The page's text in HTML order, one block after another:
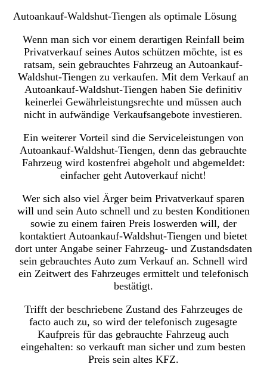
Autoankauf-Waldshut-Tiengen als optimale Lösung
Wenn man sich vor einem derartigen Reinfall beim
Privatverkauf seines Autos schützen möchte, ist es
ratsam, sein gebrauchtes Fahrzeug an Autoankauf-
Waldshut-Tiengen zu verkaufen. Mit dem Verkauf an
Autoankauf-Waldshut-Tiengen haben Sie definitiv
keinerlei Gewährleistungsrechte und müssen auch
nicht in aufwändige Verkaufsangebote investieren.
Ein weiterer Vorteil sind die Serviceleistungen von
Autoankauf-Waldshut-Tiengen, denn das gebrauchte
Fahrzeug wird kostenfrei abgeholt und abgemeldet:
einfacher geht Autoverkauf nicht!
Wer sich also viel Ärger beim Privatverkauf sparen
will und sein Auto schnell und zu besten Konditionen
sowie zu einem fairen Preis loswerden will, der
kontaktiert Autoankauf-Waldshut-Tiengen und bietet
dort unter Angabe seiner Fahrzeug- und Zustandsdaten
sein gebrauchtes Auto zum Verkauf an. Schnell wird
ein Zeitwert des Fahrzeuges ermittelt und telefonisch
bestätigt.
Trifft der beschriebene Zustand des Fahrzeuges de
facto auch zu, so wird der telefonisch zugesagte
Kaufpreis für das gebrauchte Fahrzeug auch
eingehalten: so verkauft man sicher und zum besten
Preis sein altes KFZ.